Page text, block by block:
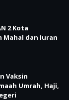
2 Kota
Mahal dan Iuran
Vaksin
Umrah, Haji,